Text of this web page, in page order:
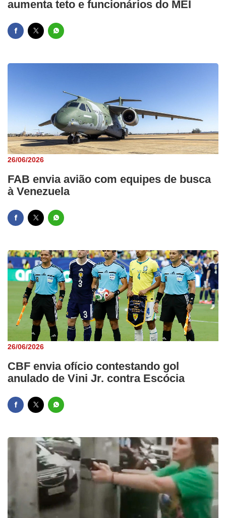
aumenta teto e funcionários do MEI
26/06/2026
FAB envia avião com equipes de busca
à Venezuela
26/06/2026
CBF envia ofício contestando gol
anulado de Vini Jr. contra Escócia